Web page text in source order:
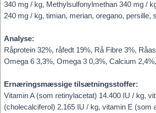
340 mg / kg, Methylsulfonylmethan 340 mg /
240 mg / kg, timian, merian, oregano, persille,
Analyse:
Råprotein 32%, råfedt 19%, Rå Fibre 3%,
Omega 6 3,3%, Omega 3 0,3%, Calcium
Ernæringsmæssige tilsætningsstoffer:
Vitamin A (som retinylacetat) 14.400 IU / kg,
(cholecalciferol) 2.165 IU / kg, vitamin E (som